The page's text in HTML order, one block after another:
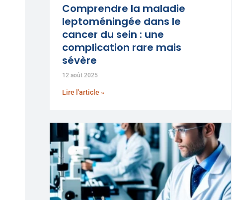
Comprendre la maladie
leptoméningée dans le
cancer du sein : une
complication rare mais
sévère
12 août 2025
Lire l'article »